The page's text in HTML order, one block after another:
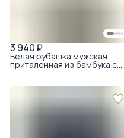
3 940 ₽
Белая рубашка мужская
приталенная из бамбука с
хлопком с принтом с